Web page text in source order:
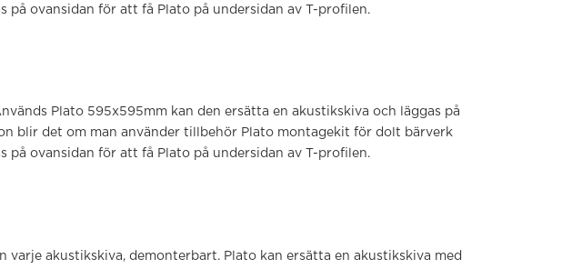
på ovansidan för att få Plato på undersidan av T-profilen.
Plato 595x595mm kan den ersätta en akustikskiva och läggas på
blir det om man använder tillbehör Plato montagekit för dolt bärverk
på ovansidan för att få Plato på undersidan av T-profilen.
varje akustikskiva, demonterbart. Plato kan ersätta en akustikskiva med